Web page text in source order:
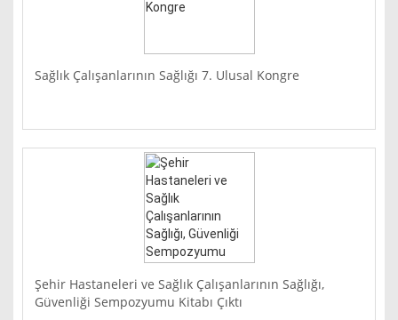
Sağlık Çalışanlarının Sağlığı 7. Ulusal Kongre
Şehir Hastaneleri ve Sağlık Çalışanlarının Sağlığı,
Güvenliği Sempozyumu Kitabı Çıktı